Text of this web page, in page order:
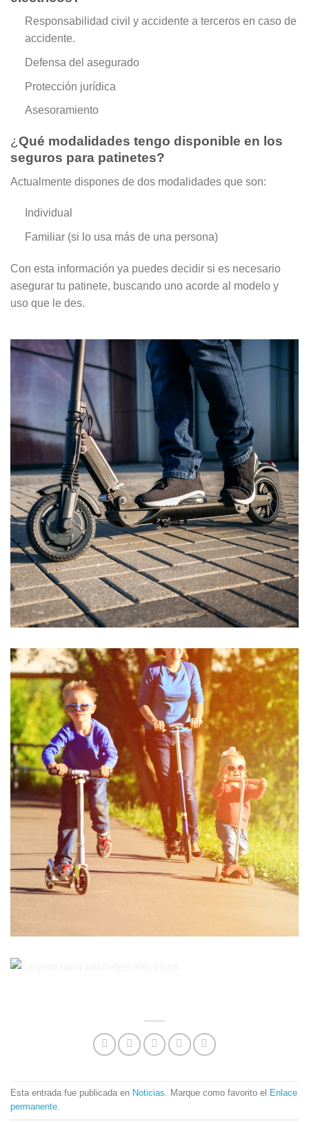
Responsabilidad civil y accidente a terceros en caso de
accidente.
Defensa del asegurado
Protección jurídica
Asesoramiento
¿ Qué modalidades tengo disponible en los
seguros para patinetes?
Actualmente dispones de dos modalidades que son:
Individual
Familiar (si lo usa más de una persona)
Con esta información ya puedes decidir si es necesario
asegurar tu patinete, buscando uno acorde al modelo y
uso que le des.
Esta entrada fue publicada en Noticias. Marque como favorito el Enlace
permanente.